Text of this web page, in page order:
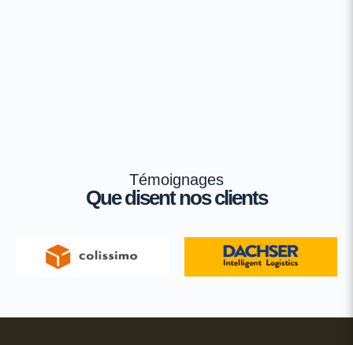
Témoignages
Que disent nos clients